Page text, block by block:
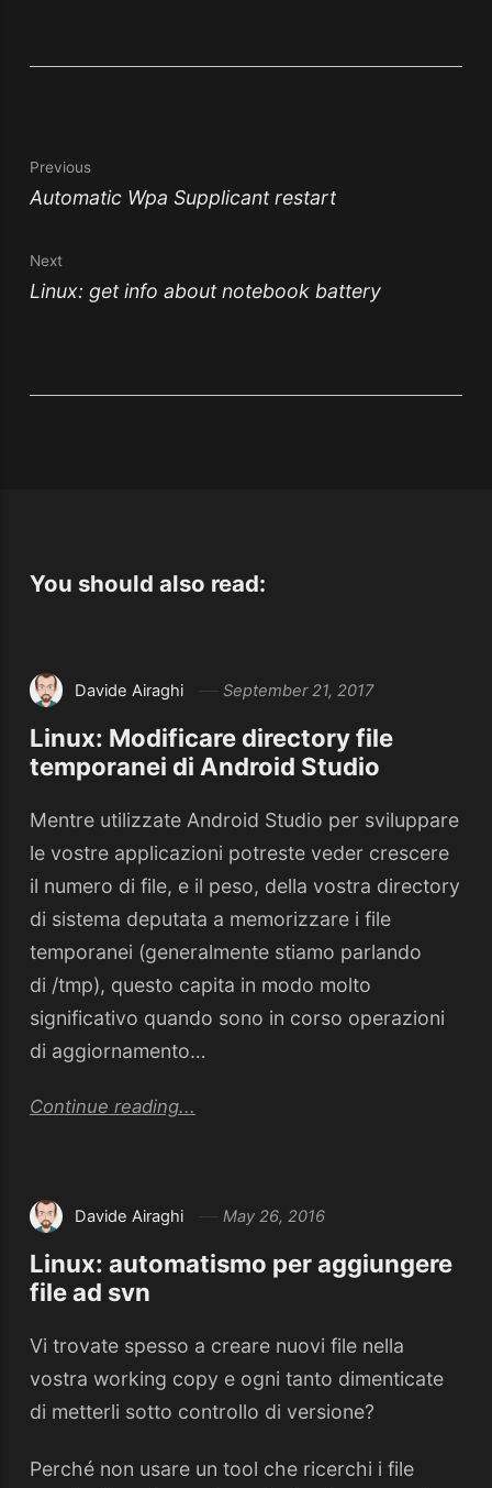
Previous
Automatic Wpa Supplicant restart
Next
Linux: get info about notebook battery
You should also read:
Davide Airaghi September 21, 2017
Linux: Modificare directory file
temporanei di Android Studio
Mentre utilizzate Android Studio per sviluppare
le vostre applicazioni potreste veder crescere
il numero di file, e il peso, della vostra directory
di sistema deputata a memorizzare i file
temporanei (generalmente stiamo parlando
di /tmp), questo capita in modo molto
significativo quando sono in corso operazioni
di aggiornamento…
Continue reading...
Davide Airaghi May 26, 2016
Linux: automatismo per aggiungere
file ad svn
Vi trovate spesso a creare nuovi file nella
vostra working copy e ogni tanto dimenticate
di metterli sotto controllo di versione?
Perché non usare un tool che ricerchi i file